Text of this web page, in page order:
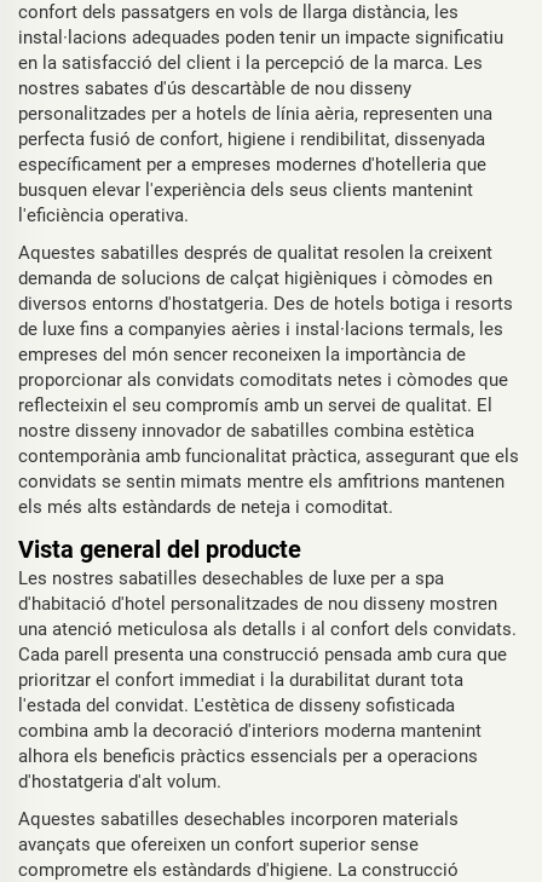
confort dels passatgers en vols de llarga distància, les
instal·lacions adequades poden tenir un impacte significatiu
en la satisfacció del client i la percepció de la marca. Les
nostres sabates d'ús descartàble de nou disseny
personalitzades per a hotels de línia aèria, representen una
perfecta fusió de confort, higiene i rendibilitat, dissenyada
específicament per a empreses modernes d'hotelleria que
busquen elevar l'experiència dels seus clients mantenint
l'eficiència operativa.
Aquestes sabatilles després de qualitat resolen la creixent
demanda de solucions de calçat higièniques i còmodes en
diversos entorns d'hostatgeria. Des de hotels botiga i resorts
de luxe fins a companyies aèries i instal·lacions termals, les
empreses del món sencer reconeixen la importància de
proporcionar als convidats comoditats netes i còmodes que
reflecteixin el seu compromís amb un servei de qualitat. El
nostre disseny innovador de sabatilles combina estètica
contemporània amb funcionalitat pràctica, assegurant que els
convidats se sentin mimats mentre els amfitrions mantenen
els més alts estàndards de neteja i comoditat.
Vista general del producte
Les nostres sabatilles desechables de luxe per a spa
d'habitació d'hotel personalitzades de nou disseny mostren
una atenció meticulosa als detalls i al confort dels convidats.
Cada parell presenta una construcció pensada amb cura que
prioritzar el confort immediat i la durabilitat durant tota
l'estada del convidat. L'estètica de disseny sofisticada
combina amb la decoració d'interiors moderna mantenint
alhora els beneficis pràctics essencials per a operacions
d'hostatgeria d'alt volum.
Aquestes sabatilles desechables incorporen materials
avançats que ofereixen un confort superior sense
comprometre els estàndards d'higiene. La construcció